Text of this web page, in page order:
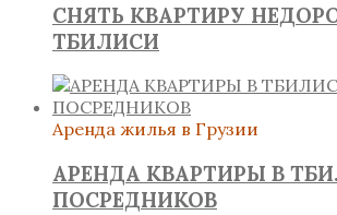
СНЯТЬ КВАРТИРУ
ТБИЛИСИ
Аренда жилья в Грузии
АРЕНДА КВАРТИРЫ В
ПОСРЕДНИКОВ